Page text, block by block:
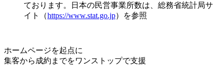
ております。日本の民営事業所数は、総務省統計局サ
イト（https://www.stat.go.jp）を参照
ホームページを起点に
集客から成約までをワンストップで支援